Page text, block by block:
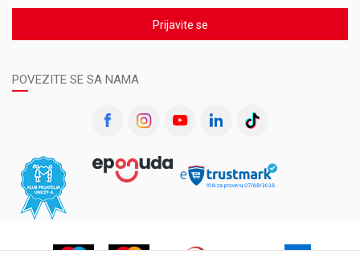
Prijavite se
POVEZITE SE SA NAMA